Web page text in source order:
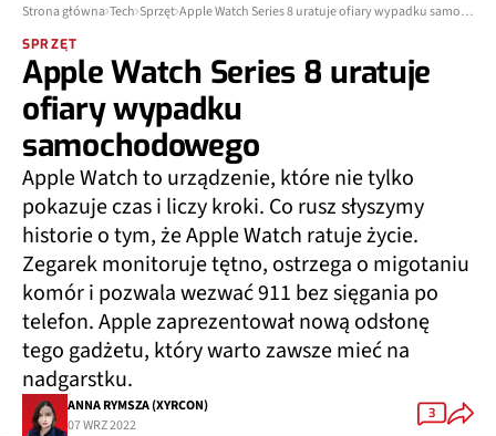
Strona główna Tech Sprzęt Apple Watch Series 8 uratuje ofiary wypadku samochodowego
SPRZĘT
Apple Watch Series 8 uratuje
ofiary wypadku
samochodowego
Apple Watch to urządzenie, które nie tylko
pokazuje czas i liczy kroki. Co rusz słyszymy
historie o tym, że Apple Watch ratuje życie.
Zegarek monitoruje tętno, ostrzega o migotaniu
komór i pozwala wezwać 911 bez sięgania po
telefon. Apple zaprezentował nową odsłonę
tego gadżetu, który warto zawsze mieć na
nadgarstku.
ANNA RYMSZA (XYRCON)
07 WRZ 2022
3